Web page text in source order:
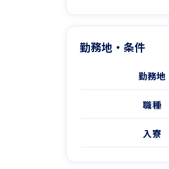
勤務地・条件
勤務地
職種
入寮